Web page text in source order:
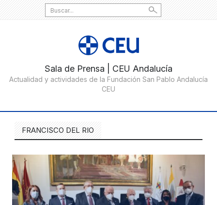
Search
for:
FRANCISCO DEL RIO